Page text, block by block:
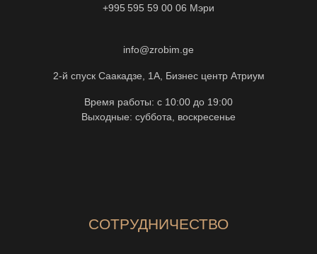
+995 595 59 00 06 Мэри
info@zrobim.ge
2-й спуск Саакадзе, 1А, Бизнес центр Атриум
Время работы: с 10:00 до 19:00
Выходные: суббота, воскресенье
СОТРУДНИЧЕСТВО